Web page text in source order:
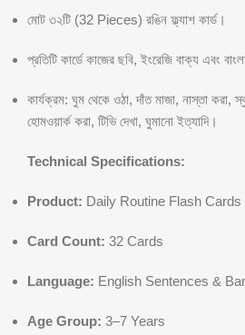
মোট ৩২টি (32 Pieces) রঙিন ফ্ল্যাশ কার্ড।
প্রতিটি কার্ডে কাজের ছবি, ইংরেজি বাক্য এবং
কার্যক্রম: ঘুম থেকে ওঠা, দাঁত মাজা, নাস্তা করা,
হোমওয়ার্ক করা, টিভি দেখা, ঘুমানো ইত্যাদি।
Technical Specifications:
Product: Daily Routine Flash Cards
Card Count: 32 Cards
Language: English Sentences &
Age Group: 3–7 Years